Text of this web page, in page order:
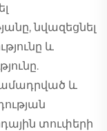
նվազեցնել
և
և
տուփերի